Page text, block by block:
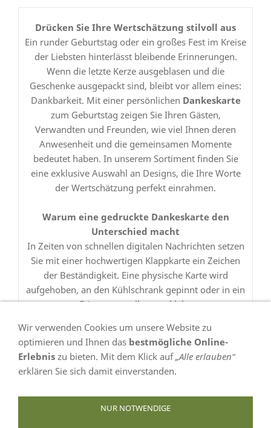
Drücken Sie Ihre Wertschätzung stilvoll aus
Ein runder Geburtstag oder ein großes Fest im Kreise
der Liebsten hinterlässt bleibende Erinnerungen.
Wenn die letzte Kerze ausgeblasen und die
Geschenke ausgepackt sind, bleibt vor allem eines:
Dankbarkeit. Mit einer persönlichen Dankeskarte
zum Geburtstag zeigen Sie Ihren Gästen,
Verwandten und Freunden, wie viel Ihnen deren
Anwesenheit und die gemeinsamen Momente
bedeutet haben. In unserem Sortiment finden Sie
eine exklusive Auswahl an Designs, die Ihre Worte
der Wertschätzung perfekt einrahmen.
Warum eine gedruckte Dankeskarte den
Unterschied macht
In Zeiten von schnellen digitalen Nachrichten setzen
Sie mit einer hochwertigen Klappkarte ein Zeichen
der Beständigkeit. Eine physische Karte wird
aufgehoben, an den Kühlschrank gepinnt oder in ein
Erinnerungsalbum geklebt.
Wir verwenden Cookies um unsere Website zu
optimieren und Ihnen das bestmögliche Online-
Erlebnis zu bieten. Mit dem Klick auf„Alle erlauben“
erklären Sie sich damit einverstanden.
NUR NOTWENDIGE